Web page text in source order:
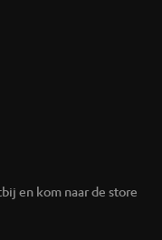
en kom naar de store